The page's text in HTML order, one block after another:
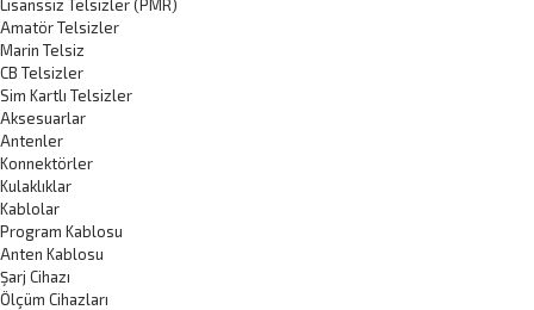
Lisanssız Telsizler (PMR)
Amatör Telsizler
Marin Telsiz
CB Telsizler
Sim Kartlı Telsizler
Aksesuarlar
Antenler
Konnektörler
Kulaklıklar
Kablolar
Program Kablosu
Anten Kablosu
Şarj Cihazı
Ölçüm Cihazları